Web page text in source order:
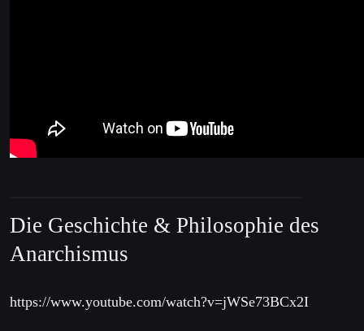
Die Geschichte & Philosophie des
Anarchismus
https://www.youtube.com/watch?v=jWSe73BCx2I